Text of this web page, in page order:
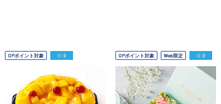
OPポイント対象 冷凍 OPポイント対象 Web限定 冷凍